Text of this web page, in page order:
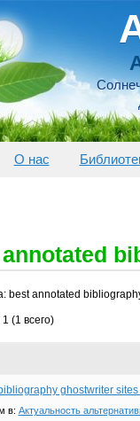
О нас
best annotated
(1 всего)
ghostwriter sites
в: Актуальность